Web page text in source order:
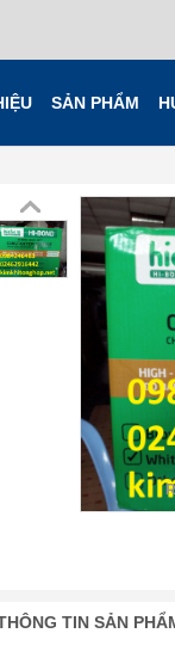
SẢN PHẨM
TIN SẢN